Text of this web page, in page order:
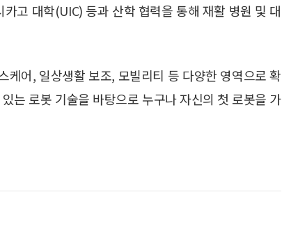
고 대학(UIC) 등과 산학 협력을 통해 재활 병원 및 대
케어, 일상생활 보조, 모빌리티 등 다양한 영역으로 확
는 로봇 기술을 바탕으로 누구나 자신의 첫 로봇을 가